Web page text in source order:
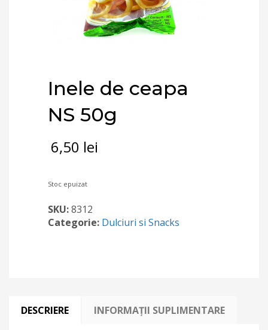
Inele de ceapa
NS 50g
6,50 lei
Stoc epuizat
SKU:8312
Categorie: Dulciuri si Snacks
DESCRIERE INFORMAȚII SUPLIMENTARE